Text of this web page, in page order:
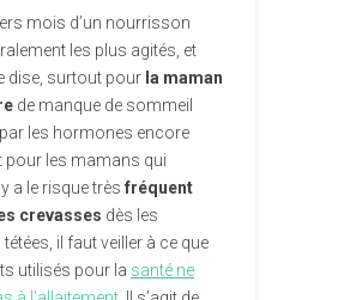
mois d’un nourrisson
les plus agités, et
dise, surtout pour la maman
de manque de sommeil
les hormones encore
pour les mamans qui
a le risque très fréquent
crevasses dès les
il faut veiller à ce que
utilisés pour la santé ne